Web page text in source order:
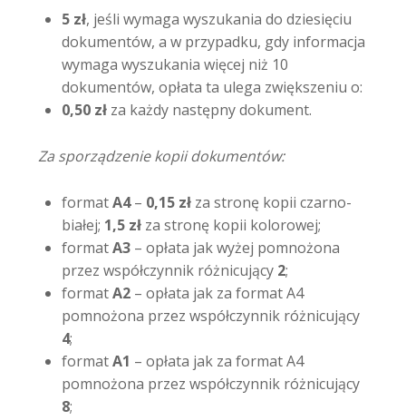
5 zł, jeśli wymaga wyszukania do dziesięciu
dokumentów, a w przypadku, gdy informacja
wymaga wyszukania więcej niż 10
dokumentów, opłata ta ulega zwiększeniu o:
0,50 złza każdy następny dokument.
Za sporządzenie kopii dokumentów:
formatA4– 0,15 złza stronę kopii czarno-
białej; 1,5 złza stronę kopii kolorowej;
formatA3– opłata jak wyżej pomnożona
przez współczynnik różnicujący 2;
formatA2– opłata jak za format A4
pomnożona przez współczynnik różnicujący
4;
formatA1 – opłata jak za format A4
pomnożona przez współczynnik różnicujący
8;